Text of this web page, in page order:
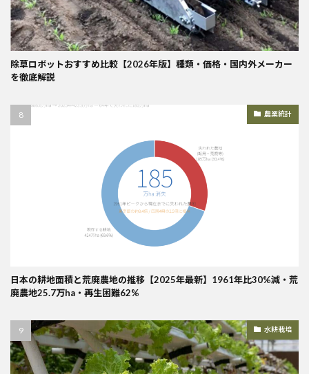
除草ロボットおすすめ比較【2026年版】種類・価格・国内外メーカー
を徹底解説
農業統計
日本の耕地面積と荒廃農地の推移【2025年最新】1961年比30%減・荒
廃農地25.7万ha・再生困難62%
水耕栽培